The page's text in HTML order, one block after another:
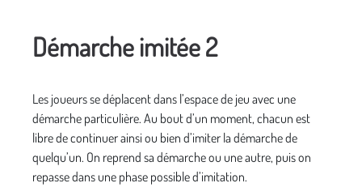
Démarche imitée 2
Les joueurs se déplacent dans l’espace de jeu avec une
démarche particulière. Au bout d’un moment, chacun est
libre de continuer ainsi ou bien d’imiter la démarche de
quelqu’un. On reprend sa démarche ou une autre, puis on
repasse dans une phase possible d’imitation.